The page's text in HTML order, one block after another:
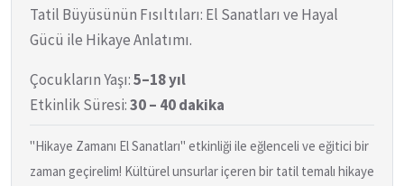
Tatil Büyüsünün Fısıltıları: El Sanatları ve Hayal
Gücü ile Hikaye Anlatımı.
Çocukların Yaşı:5–18 yıl
Etkinlik Süresi:30 – 40 dakika
"Hikaye Zamanı El Sanatları" etkinliği ile eğlenceli ve eğitici bir
zaman geçirelim! Kültürel unsurlar içeren bir tatil temalı hikaye